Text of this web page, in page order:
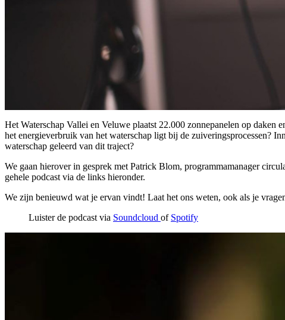
Het Waterschap Vallei en Veluwe plaatst 22.000 zonnepanelen op
het energieverbruik van het waterschap ligt bij de zuiveringsprocessen?
waterschap geleerd van dit traject?
We gaan hierover in gesprek met Patrick Blom, programmamanager
gehele podcast via de links hieronder.
We zijn benieuwd wat je ervan vindt! Laat het ons weten, ook als je
Luister de podcast via Soundcloud of Spotify